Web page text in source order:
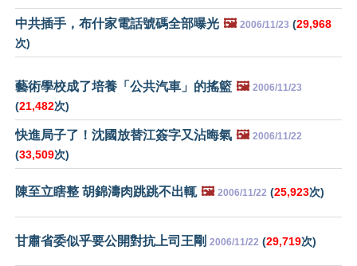
中共插手，布什家電話號碼全部曝光 🖼️ 2006/11/23 (29,968
次)
藝術學校成了培養「公共汽車」的搖籃 🖼️ 2006/11/23
(21,482次)
快進局子了！沈國放替江簽字又沾晦氣 🖼️ 2006/11/22
(33,509次)
陳至立瞎整 胡錦濤肉跳跳不出輒 🖼️ 2006/11/22 (25,923次)
甘肅省委似乎要公開對抗上司王剛 2006/11/22 (29,719次)